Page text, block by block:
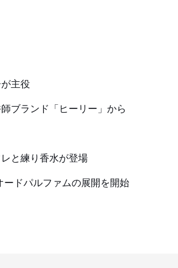
主役
ブランド「ヒーリー」から
と練り香水が登場
ドパルファムの展開を開始